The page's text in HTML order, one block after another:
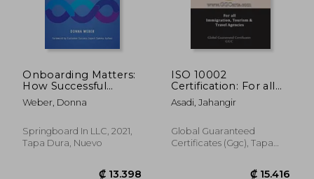
Onboarding Matters:
How Successful
Companies
Transform new
Champions (en
Inglés)
Weber, Donna
Springboard In LLC, 2021,
Tapa Dura, Nuevo
ISO 10002
Certification: For all
Immigration, Tourism
and Travel Agencies
Asadi, Jahangir
Global Guaranteed
Certificates (Ggc), Tapa